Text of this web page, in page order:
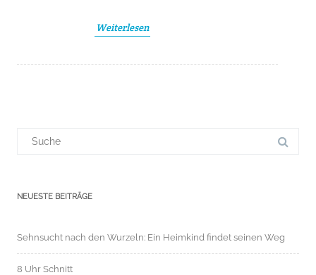
Weiterlesen
NEUESTE BEITRÄGE
Sehnsucht nach den Wurzeln: Ein Heimkind findet seinen Weg
8 Uhr Schnitt